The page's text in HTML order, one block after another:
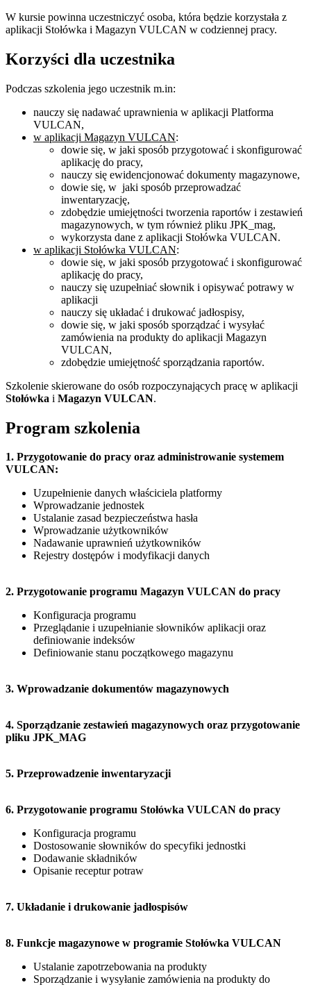
W kursie powinna uczestniczyć osoba, która będzie korzystała z
aplikacji Stołówka i Magazyn VULCAN w codziennej pracy.
Korzyści dla uczestnika
Podczas szkolenia jego uczestnik m.in:
nauczy się nadawać uprawnienia w aplikacji Platforma
VULCAN,
w aplikacji Magazyn VULCAN:
dowie się, w jaki sposób przygotować i skonfigurować
aplikację do pracy,
nauczy się ewidencjonować dokumenty magazynowe,
dowie się, w jaki sposób przeprowadzać
inwentaryzację,
zdobędzie umiejętności tworzenia raportów i zestawień
magazynowych, w tym również pliku JPK_mag,
wykorzysta dane z aplikacji Stołówka VULCAN.
w aplikacji Stołówka VULCAN:
dowie się, w jaki sposób przygotować i skonfigurować
aplikację do pracy,
nauczy się uzupełniać słownik i opisywać potrawy w
aplikacji
nauczy się układać i drukować jadłospisy,
dowie się, w jaki sposób sporządzać i wysyłać
zamówienia na produkty do aplikacji Magazyn
VULCAN,
zdobędzie umiejętność sporządzania raportów.
Szkolenie skierowane do osób rozpoczynających pracę w aplikacji
Stołówka i Magazyn VULCAN.
Program szkolenia
1. Przygotowanie do pracy oraz administrowanie systemem
VULCAN:
Uzupełnienie danych właściciela platformy
Wprowadzanie jednostek
Ustalanie zasad bezpieczeństwa hasła
Wprowadzanie użytkowników
Nadawanie uprawnień użytkowników
Rejestry dostępów i modyfikacji danych
2. Przygotowanie programu Magazyn VULCAN do pracy
Konfiguracja programu
Przeglądanie i uzupełnianie słowników aplikacji oraz
definiowanie indeksów
Definiowanie stanu początkowego magazynu
3. Wprowadzanie dokumentów magazynowych
4. Sporządzanie zestawień magazynowych oraz przygotowanie
pliku JPK_MAG
5. Przeprowadzenie inwentaryzacji
6. Przygotowanie programu Stołówka VULCAN do pracy
Konfiguracja programu
Dostosowanie słowników do specyfiki jednostki
Dodawanie składników
Opisanie receptur potraw
7. Układanie i drukowanie jadłospisów
8. Funkcje magazynowe w programie Stołówka VULCAN
Ustalanie zapotrzebowania na produkty
Sporządzanie i wysyłanie zamówienia na produkty do